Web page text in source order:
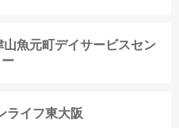
魚元町デイサービスセン
ー
ライフ東大阪